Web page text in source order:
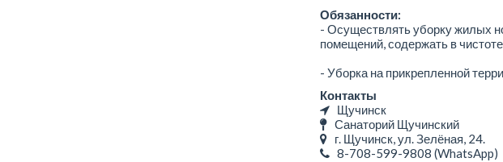
Обязанности:
- Осуществлять уборку жилых
помещений, содержать в
- Уборка на прикрепленной
Контакты
Щучинск
Санаторий Щучинский
г. Щучинск, ​ул. Зелёная, 24.
8-708-599-9808 (WhatsApp)